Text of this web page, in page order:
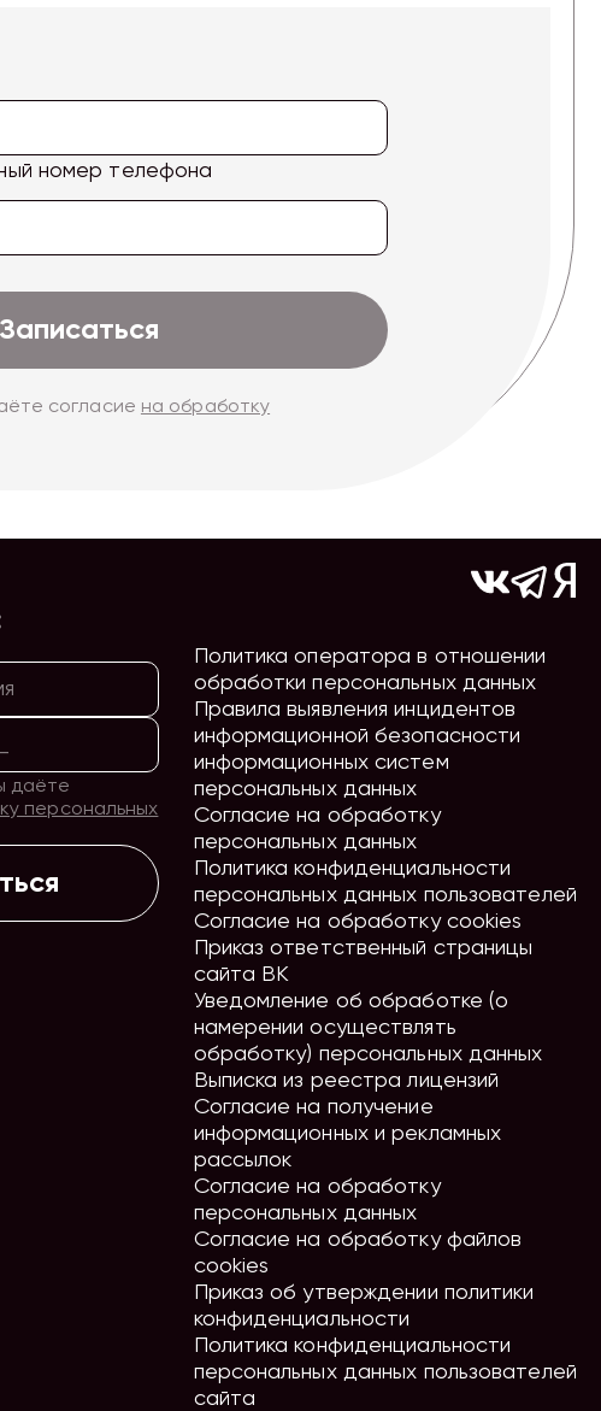
номер телефона
Записаться
согласие на обработку
даёте
персональных
Политика оператора в отношении
обработки персональных данных
Правила выявления инцидентов
информационной безопасности
информационных систем
персональных данных
Согласие на обработку
персональных данных
Политика конфиденциальности
персональных данных пользователей
Согласие на обработку cookies
Приказ ответственный страницы
сайта ВК
Уведомление об обработке (о
намерении осуществлять
обработку) персональных данных
Выписка из реестра лицензий
Согласие на получение
информационных и рекламных
рассылок
Согласие на обработку
персональных данных
Согласие на обработку файлов
cookies
Приказ об утверждении политики
конфиденциальности
Политика конфиденциальности
персональных данных пользователей
сайта